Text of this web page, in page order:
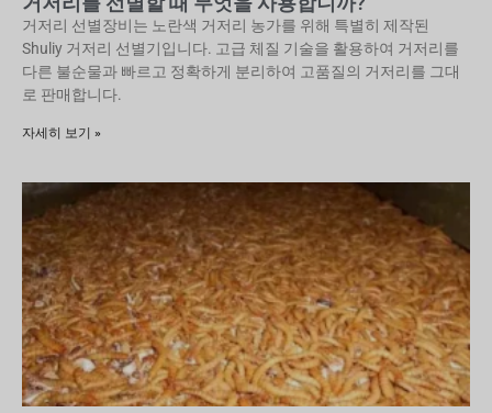
거저리 선별장비는 노란색 거저리 농가를 위해 특별히 제작된
Shuliy 거저리 선별기입니다. 고급 체질 기술을 활용하여 거저리를
다른 불순물과 빠르고 정확하게 분리하여 고품질의 거저리를 그대
로 판매합니다.
자세히 보기 »